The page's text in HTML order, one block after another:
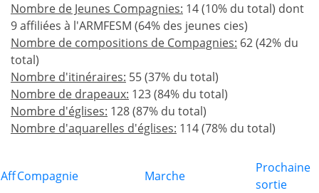
Nombre de Jeunes Compagnies: 14 (10% du total) dont
9 affiliées à l'ARMFESM (64% des jeunes cies)
Nombre de compositions de Compagnies: 62 (42% du
total)
Nombre d'itinéraires: 55 (37% du total)
Nombre de drapeaux: 123 (84% du total)
Nombre d'églises: 128 (87% du total)
Nombre d'aquarelles d'églises: 114 (78% du total)
AffCompagnie Marche
Prochaine
sortie